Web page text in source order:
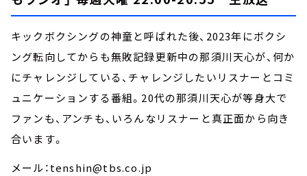
キックボクシングの神童と呼ばれた後、2023年にボクシ
ング転向してからも無敗記録更新中の那須川天心が、何か
にチャレンジしている、チャレンジしたいリスナーとコミ
ュニケーションする番組。20代の那須川天心が等身大で
ファンも、アンチも、いろんなリスナーと真正面から向き
合います。
メール：tenshin@tbs.co.jp